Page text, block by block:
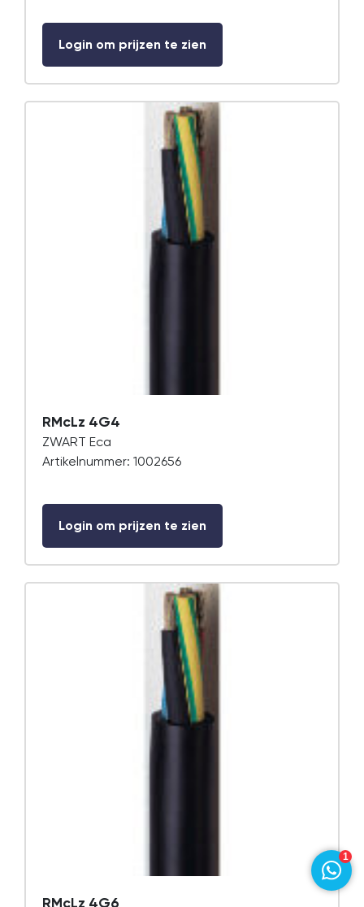
Login om prijzen te zien
RMcLz 4G4
ZWART Eca
Artikelnummer: 1002656
Login om prijzen te zien
RMcLz 4G6
1